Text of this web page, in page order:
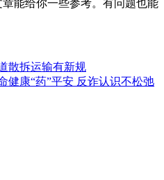
能给你一些参考。有问题也能
散拆运输有新规
健康“药”平安 反诈认识不松弛